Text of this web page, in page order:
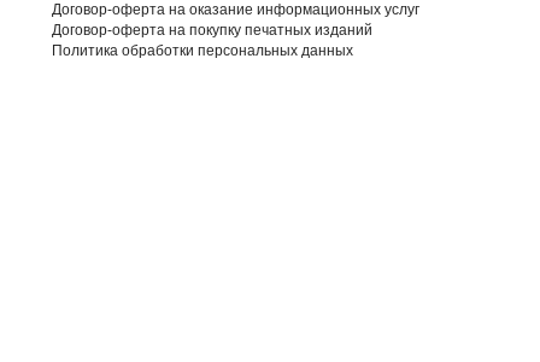
Договор-оферта на оказание информационных услуг
Договор-оферта на покупку печатных изданий
Политика обработки персональных данных